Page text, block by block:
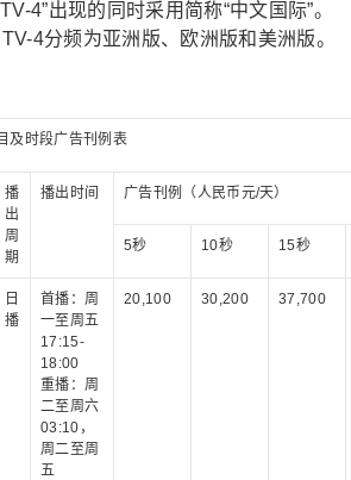
4”出现的同时采用简称“中文国际”。
4分频为亚洲版、欧洲版和美洲版。
及时段广告刊例表
播
出
周
期
播出时间 广告刊例（人民币元/天）
5秒 10秒 15秒
日
播
首播：周
一至周五
17:15-
18:00
重播：周
二至周六
03:10，
周二至周
五
20,100 30,200 37,700